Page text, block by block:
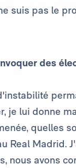
suis pas le
des
je lui donne
quelles
Real Madrid.
nous avons